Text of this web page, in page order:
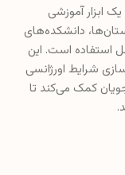
ابزار آموزشی
دانشکده‌های
استفاده است. این
شرایط اورژانسی
کمک می‌کند تا